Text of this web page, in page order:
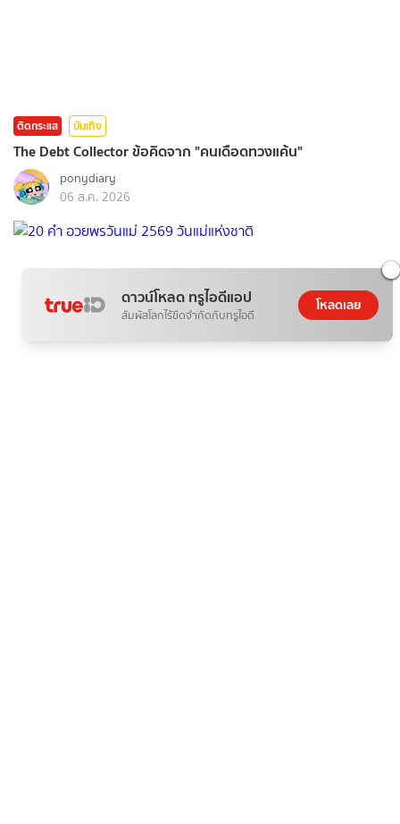
ติดกระแส บันเทิง
The Debt Collector ข้อคิดจาก "คนเดือดทวงแค้น"
ponydiary
06 ส.ค. 2026
ดาวน์โหลด ทรูไอดีแอป
สัมผัสโลกไร้ขีดจำกัดกับทรูไอดี
โหลดเลย